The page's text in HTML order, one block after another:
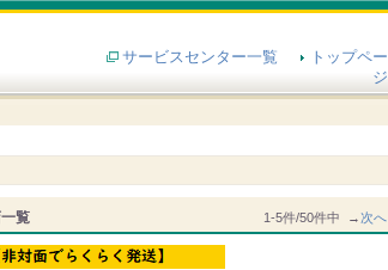
サービスセンター一覧
トップペー
ジ
覧 1-5件/50件中 →次へ